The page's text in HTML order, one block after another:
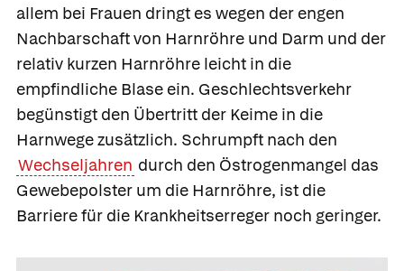
allem bei Frauen dringt es wegen der engen
Nachbarschaft von Harnröhre und Darm und der
relativ kurzen Harnröhre leicht in die
empfindliche Blase ein. Geschlechtsverkehr
begünstigt den Übertritt der Keime in die
Harnwege zusätzlich. Schrumpft nach den
Wechseljahren durch den Östrogenmangel das
Gewebepolster um die Harnröhre, ist die
Barriere für die Krankheitserreger noch geringer.